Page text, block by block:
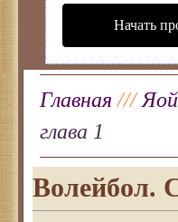
Начать
Главная ///
глава 1
Волейбол.